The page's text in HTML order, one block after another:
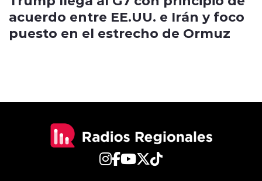
acuerdo entre EE.UU. e Irán y foco
puesto en el estrecho de Ormuz